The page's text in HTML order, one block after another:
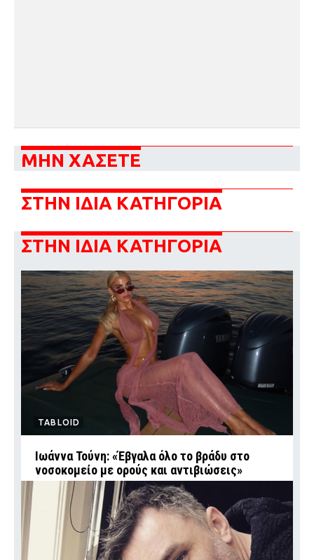
ΜΗΝ ΧΑΣΕΤΕ
ΣΤΗΝ ΙΔΙΑ ΚΑΤΗΓΟΡΙΑ
ΣΤΗΝ ΙΔΙΑ ΚΑΤΗΓΟΡΙΑ
TABLOID
Ιωάννα Τούνη: «Έβγαλα όλο το βράδυ στο
νοσοκομείο με ορούς και αντιβιώσεις»